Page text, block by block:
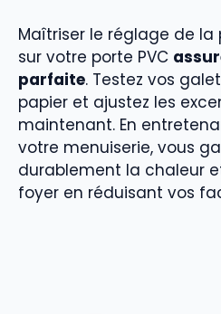
Maîtriser le réglage de la
sur votre porte PVC
parfaite. Testez vos
papier et ajustez les
maintenant. En
votre menuiserie, vous
durablement la chaleur
foyer en réduisant vos